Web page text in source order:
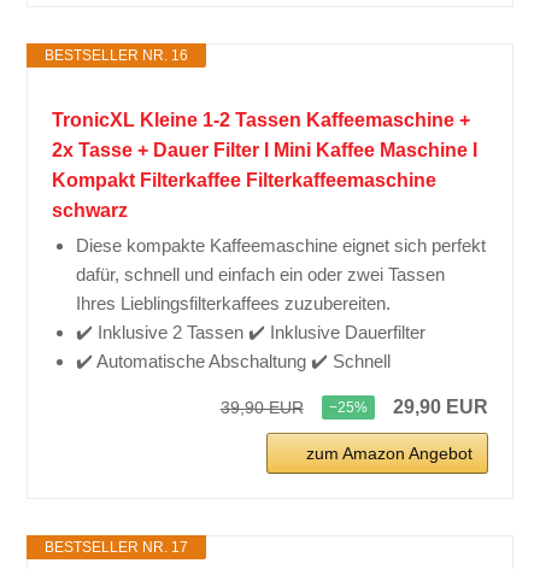
BESTSELLER NR. 16
TronicXL Kleine 1-2 Tassen Kaffeemaschine +
2x Tasse + Dauer Filter I Mini Kaffee Maschine I
Kompakt Filterkaffee Filterkaffeemaschine
schwarz
Diese kompakte Kaffeemaschine eignet sich perfekt
dafür, schnell und einfach ein oder zwei Tassen
Ihres Lieblingsfilterkaffees zuzubereiten.
✔️ Inklusive 2 Tassen ✔️ Inklusive Dauerfilter
✔️ Automatische Abschaltung ✔️ Schnell
39,90 EUR −25% 29,90 EUR
zum Amazon Angebot
BESTSELLER NR. 17